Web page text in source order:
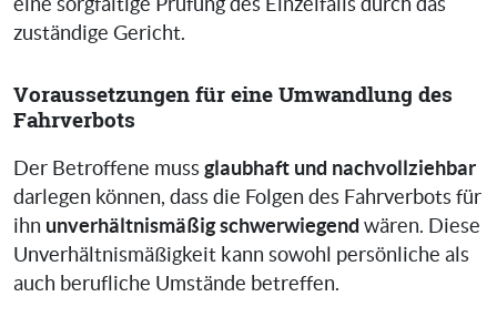
eine sorgfältige Prüfung des Einzelfalls durch das
zuständige Gericht.
Voraussetzungen für eine Umwandlung des
Fahrverbots
Der Betroffene muss glaubhaft und nachvollziehbar
darlegen können, dass die Folgen des Fahrverbots für
ihn unverhältnismäßig schwerwiegend wären. Diese
Unverhältnismäßigkeit kann sowohl persönliche als
auch berufliche Umstände betreffen.